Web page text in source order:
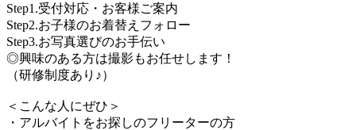
Step1.受付対応・お客様ご案内
Step2.お子様のお着替えフォロー
Step3.お写真選びのお手伝い
◎興味のある方は撮影もお任せします！
（研修制度あり♪）
＜こんな人にぜひ＞
・アルバイトをお探しのフリーターの方